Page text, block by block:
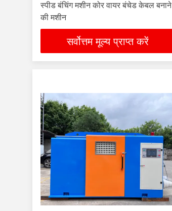
स्पीड बंचिंग मशीन कोर वायर बंचेड केबल बनाने
की मशीन
सर्वोत्तम मूल्य प्राप्त करें